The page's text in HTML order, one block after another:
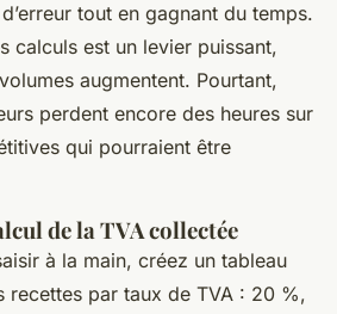
tout en gagnant du temps.
calculs est un levier puissant,
augmentent. Pourtant,
perdent encore des heures sur
qui pourraient être
de la TVA collectée
à la main, créez un tableau
recettes par taux de TVA : 20 %,